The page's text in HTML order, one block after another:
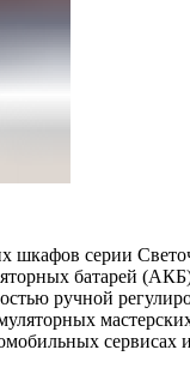
шкафов серии
батарей
ручной